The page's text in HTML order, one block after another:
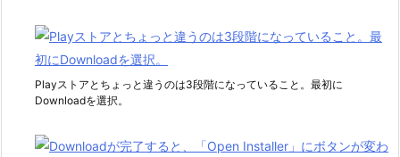
Playストアとちょっと違うのは3段階になっていること。最初に
Downloadを選択。